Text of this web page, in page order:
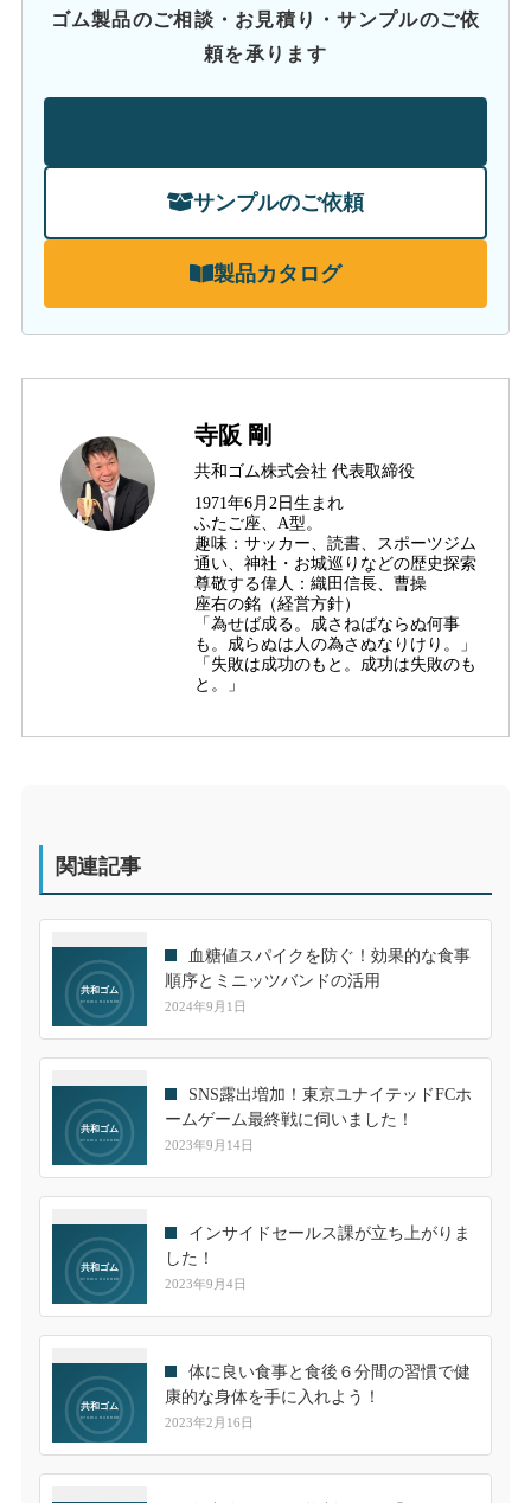
ゴム製品のご相談・お見積り・サンプルのご依
頼を承ります
サンプルのご依頼
製品カタログ
寺阪 剛
共和ゴム株式会社 代表取締役
1971年6月2日生まれ
ふたご座、A型。
趣味：サッカー、読書、スポーツジム
通い、神社・お城巡りなどの歴史探索
尊敬する偉人：織田信長、曹操
座右の銘（経営方針）
「為せば成る。成さねばならぬ何事
も。成らぬは人の為さぬなりけり。」
「失敗は成功のもと。成功は失敗のも
と。」
関連記事
血糖値スパイクを防ぐ！効果的な食事
順序とミニッツバンドの活用
2024年9月1日
SNS露出増加！東京ユナイテッドFCホ
ームゲーム最終戦に伺いました！
2023年9月14日
インサイドセールス課が立ち上がりま
した！
2023年9月4日
体に良い食事と食後６分間の習慣で健
康的な身体を手に入れよう！
2023年2月16日